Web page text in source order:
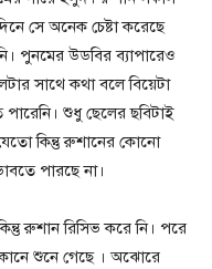
সে অনেক চেষ্টা করেছে
পুনমের উডবির ব্যাপারেও
সাথে কথা বলে বিয়েটা
শুধু ছেলের ছবিটাই
কিন্তু রুশানের কোনো
পারছে না।
রুশান‌ রিসিভ করে নি। পরে
শুনে গেছে । অঝোরে